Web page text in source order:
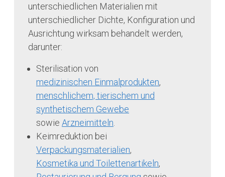
unterschiedlichen Materialien mit
unterschiedlicher Dichte, Konfiguration und
Ausrichtung wirksam behandelt werden,
darunter:
Sterilisation von
medizinischen Einmalprodukten,
menschlichem, tierischem und
synthetischem Gewebe
sowie Arzneimitteln
Keimreduktion bei
Verpackungsmaterialien,
Kosmetika und Toilettenartikeln,